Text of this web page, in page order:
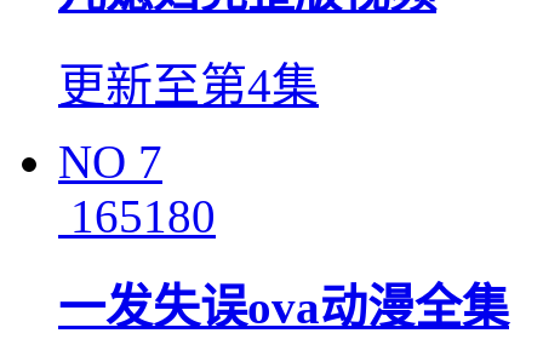
更新至第4集
NO 7
165180
一发失误ova动漫全集